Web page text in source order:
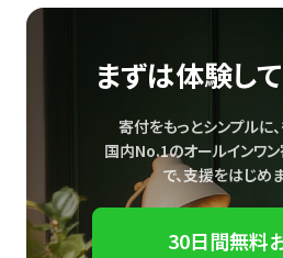
まずは体験して
寄付をもっとシンプルに
国内No.1のオールインワ
で、支援をはじめま
30日間無料